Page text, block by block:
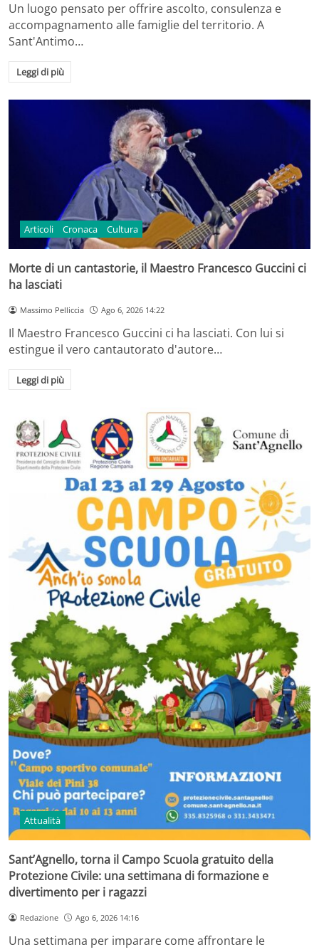
Un luogo pensato per offrire ascolto, consulenza e
accompagnamento alle famiglie del territorio. A
Sant'Antimo…
Leggi di più
Articoli Cronaca Cultura
Morte di un cantastorie, il Maestro Francesco Guccini ci
ha lasciati
Massimo Pelliccia Ago 6, 2026 14:22
Il Maestro Francesco Guccini ci ha lasciati. Con lui si
estingue il vero cantautorato d'autore…
Leggi di più
Attualità
Sant’Agnello, torna il Campo Scuola gratuito della
Protezione Civile: una settimana di formazione e
divertimento per i ragazzi
Redazione Ago 6, 2026 14:16
Una settimana per imparare come affrontare le